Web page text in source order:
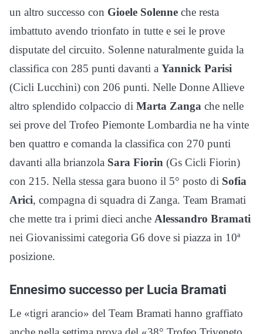
un altro successo con Gioele Solenne che resta
imbattuto avendo trionfato in tutte e sei le prove
disputate del circuito. Solenne naturalmente guida la
classifica con 285 punti davanti a Yannick Parisi
(Cicli Lucchini) con 206 punti. Nelle Donne Allieve
altro splendido colpaccio di Marta Zanga che nelle
sei prove del Trofeo Piemonte Lombardia ne ha vinte
ben quattro e comanda la classifica con 270 punti
davanti alla brianzola Sara Fiorin (Gs Cicli Fiorin)
con 215. Nella stessa gara buono il 5° posto di Sofia
Arici, compagna di squadra di Zanga. Team Bramati
che mette tra i primi dieci anche Alessandro Bramati
nei Giovanissimi categoria G6 dove si piazza in 10ª
posizione.
Ennesimo successo per Lucia Bramati
Le «tigri arancio» del Team Bramati hanno graffiato